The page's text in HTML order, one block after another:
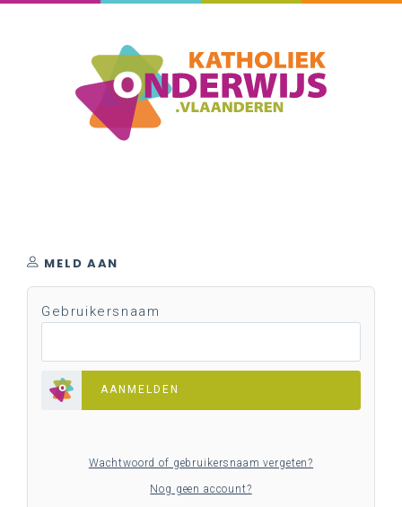
MELD AAN
Gebruikersnaam
AANMELDEN
Wachtwoord of gebruikersnaam vergeten?
Nog geen account?